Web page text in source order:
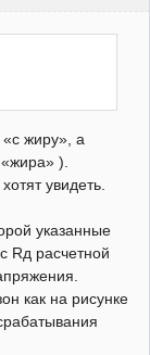
жиру», а
).
увидеть.
указанные
Rд расчетной
как на рисунке